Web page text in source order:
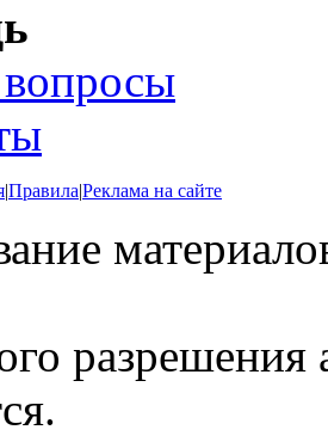
|Правила|Реклама на сайте
разрешения